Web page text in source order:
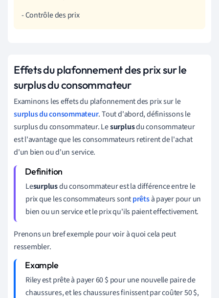
- Contrôle des prix
Effets du plafonnement des prix sur le
surplus du consommateur
Examinons les effets du plafonnement des prix sur le
surplus du consommateur. Tout d'abord, définissons le
surplus du consommateur. Lesurplusdu consommateur
est l'avantage que les consommateurs retirent de l'achat
d'un bien ou d'un service.
Lesurplusdu consommateur est la différence entre le
prix que les consommateurs sontprêtsà payer pour un
bien ou un service et le prix qu'ils paient effectivement.
Prenons un bref exemple pour voir à quoi cela peut
ressembler.
Riley est prête à payer 60 $ pour une nouvelle paire de
chaussures, et les chaussures finissent par coûter 50 $,